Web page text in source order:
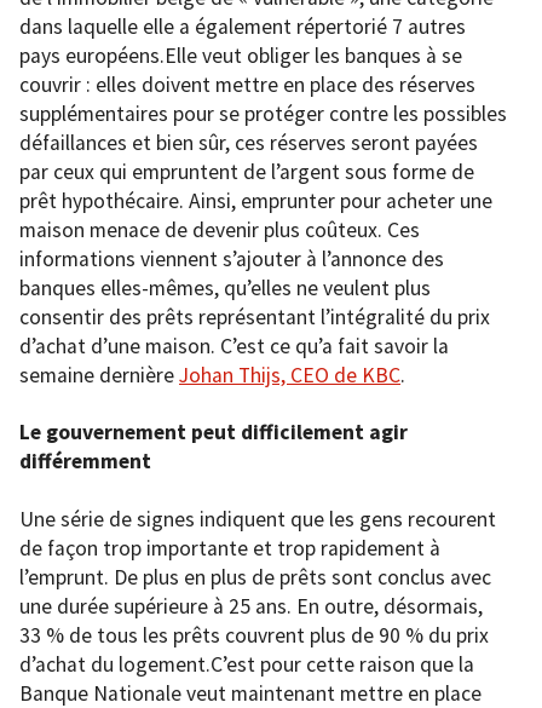
dans laquelle elle a également répertorié 7 autres
pays européens.Elle veut obliger les banques à se
couvrir : elles doivent mettre en place des réserves
supplémentaires pour se protéger contre les possibles
défaillances et bien sûr, ces réserves seront payées
par ceux qui empruntent de l’argent sous forme de
prêt hypothécaire. Ainsi, emprunter pour acheter une
maison menace de devenir plus coûteux. Ces
informations viennent s’ajouter à l’annonce des
banques elles-mêmes, qu’elles ne veulent plus
consentir des prêts représentant l’intégralité du prix
d’achat d’une maison. C’est ce qu’a fait savoir la
semaine dernièreJohan Thijs, CEO de KBC.
Le gouvernement peut difficilement agir
différemment
Une série de signes indiquent que les gens recourent
de façon trop importante et trop rapidement à
l’emprunt. De plus en plus de prêts sont conclus avec
une durée supérieure à 25 ans. En outre, désormais,
33 % de tous les prêts couvrent plus de 90 % du prix
d’achat du logement.C’est pour cette raison que la
Banque Nationale veut maintenant mettre en place